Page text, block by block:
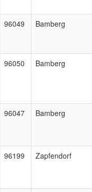
96049 Bamberg
96050 Bamberg
96047 Bamberg
96199 Zapfendorf